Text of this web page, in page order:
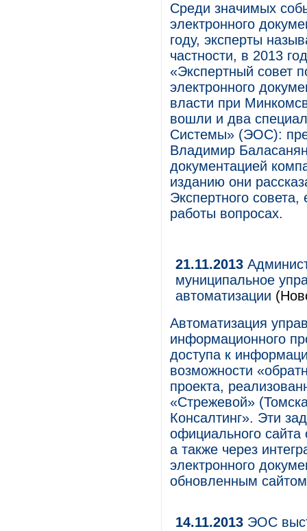
Среди значимых
электронного
году, эксперты
частности, в 2013
«Экспертный совет
электронного
власти при
вошли и два
Системы» (ЭОС):
Владимир
документацией
изданию они
Экспертного
работы вопросах.
21.11.2013
муниципальное
автоматизации
Автоматизация
информационного
доступа к
возможности
проекта,
«Стрежевой»
Консалтинг». Эти
официального сайта
а также через
электронного
обновленным
14.11.2013 ЭОС